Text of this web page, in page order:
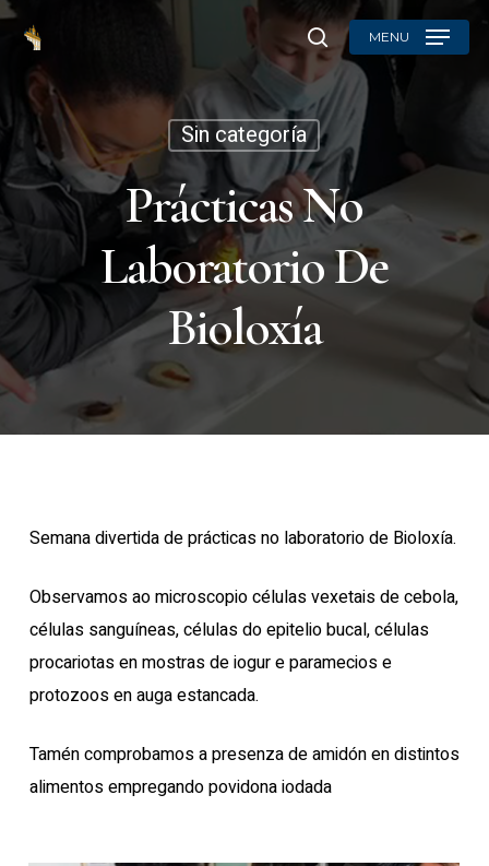
Skip
main
content
searchMENU
Sin categoría
Prácticas No
Laboratorio De
Bioloxía
Semana divertida de prácticas no laboratorio de Bioloxía.
Observamos ao microscopio células vexetais de cebola,
células sanguíneas, células do epitelio bucal, células
procariotas en mostras de iogur e paramecios e
protozoos en auga estancada.
Tamén comprobamos a presenza de amidón en distintos
alimentos empregando povidona iodada